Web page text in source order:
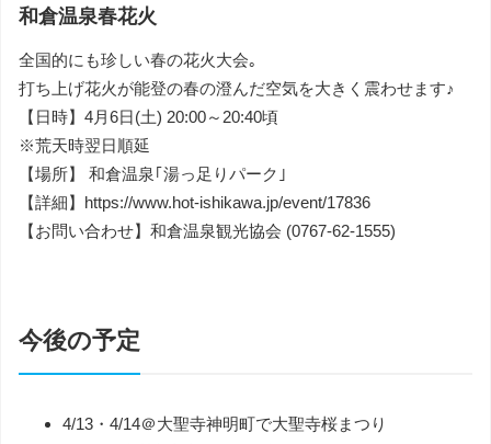
和倉温泉春花火
全国的にも珍しい春の花火大会｡
打ち上げ花火が能登の春の澄んだ空気を大きく震わせます♪
【日時】4月6日(土) 20:00～20:40頃
※荒天時翌日順延
【場所】 和倉温泉｢湯っ足りパーク｣
【詳細】https://www.hot-ishikawa.jp/event/17836
【お問い合わせ】和倉温泉観光協会 (0767-62-1555)
今後の予定
4/13・4/14＠大聖寺神明町で大聖寺桜まつり